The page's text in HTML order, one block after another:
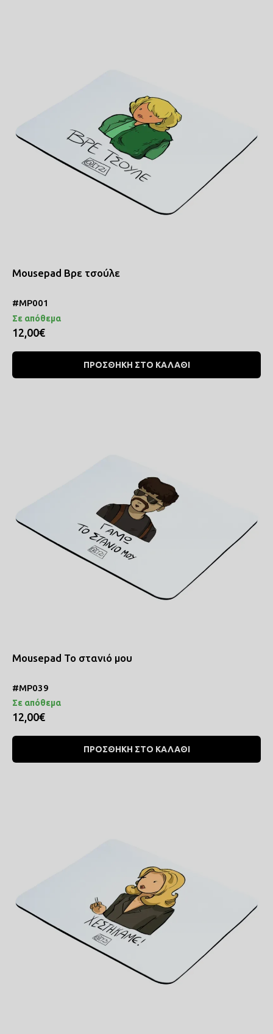
Mousepad Βρε τσούλε
#MP001
Σε απόθεμα
12,00€
ΠΡΟΣΘΗΚΗ ΣΤΟ ΚΑΛΑΘΙ
Mousepad Το στανιό μου
#MP039
Σε απόθεμα
12,00€
ΠΡΟΣΘΗΚΗ ΣΤΟ ΚΑΛΑΘΙ